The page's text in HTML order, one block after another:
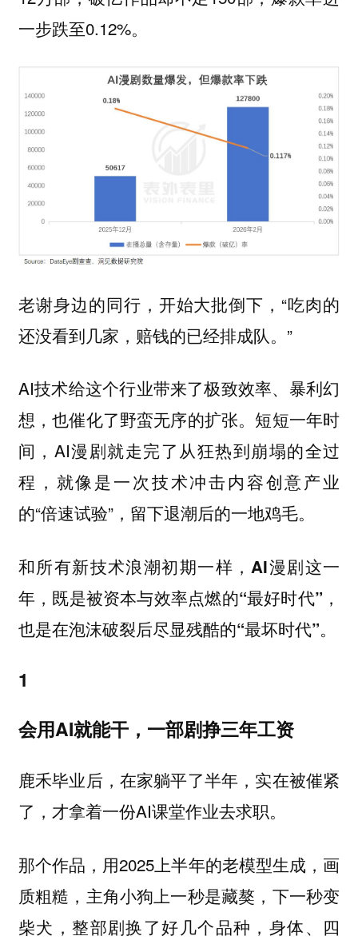
一步跌至0.12%。
老谢身边的同行，开始大批倒下，“吃肉的
还没看到几家，赔钱的已经排成队。”
AI技术给这个行业带来了极致效率、暴利幻
想，也催化了野蛮无序的扩张。短短一年时
间，AI漫剧就走完了从狂热到崩塌的全过
程，就像是一次技术冲击内容创意产业
的“倍速试验”，留下退潮后的一地鸡毛。
和所有新技术浪潮初期一样， AI漫剧这一
年，既是被资本与效率点燃的“最好时代”，
也是在泡沫破裂后尽显残酷的“最坏时代”。
1
会用AI就能干，一部剧挣三年工资
鹿禾毕业后，在家躺平了半年，实在被催紧
了，才拿着一份AI课堂作业去求职。
那个作品，用2025上半年的老模型生成，画
质粗糙，主角小狗上一秒是藏獒，下一秒变
柴犬，整部剧换了好几个品种，身体、四